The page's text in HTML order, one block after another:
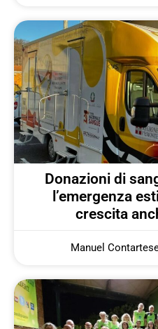
Donazioni di
l’emergenza
crescita
Manuel